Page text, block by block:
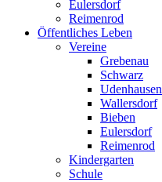
Eulersdorf
Reimenrod
Öffentliches Leben
Vereine
Grebenau
Schwarz
Udenhausen
Wallersdorf
Bieben
Eulersdorf
Reimenrod
Kindergarten
Schule